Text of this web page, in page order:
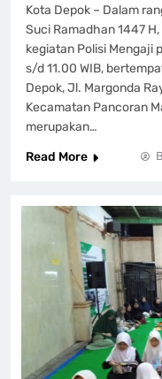
Kota Depok – Dalam
Suci Ramadhan 1447
kegiatan Polisi Mengaji
s/d 11.00 WIB,
Depok, Jl. Margonda
Kecamatan Pancoran
merupakan…
Read More